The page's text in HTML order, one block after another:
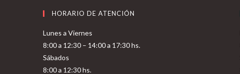
HORARIO DE ATENCIÓN
Lunes a Viernes
8:00 a 12:30 – 14:00 a 17:30 hs.
Sábados
8:00 a 12:30 hs.